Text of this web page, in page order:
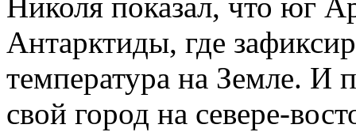
Николя показал, что юг
Антарктиды, где
температура на Земле. И
свой город на севере-